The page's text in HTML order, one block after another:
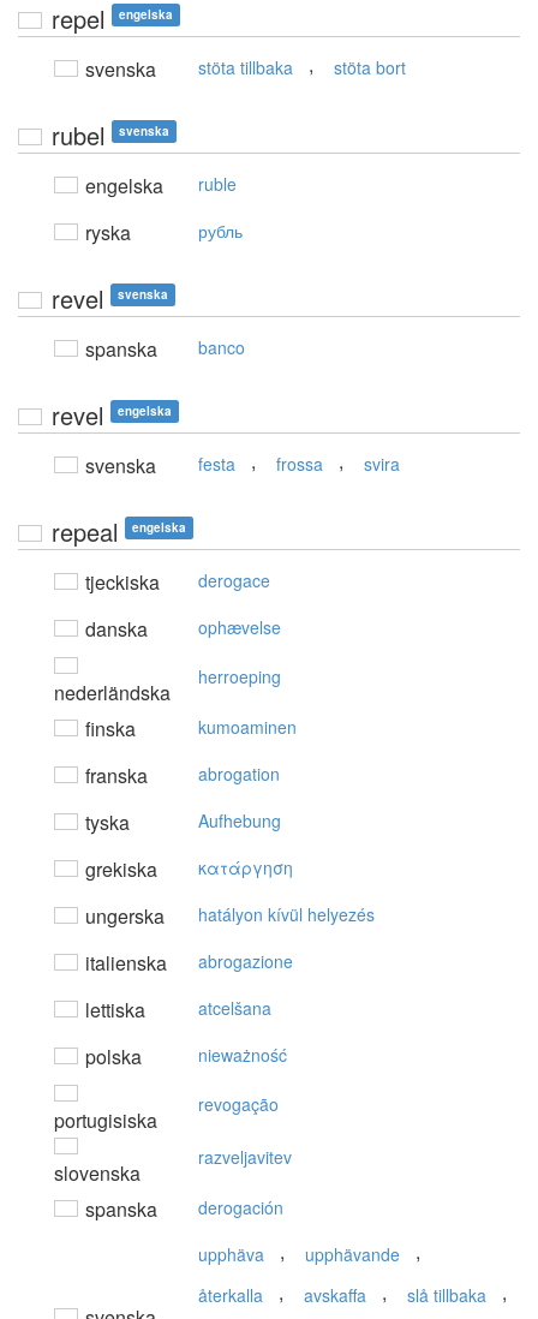
repel engelska
svenska stöta tillbaka , stöta bort
rubel svenska
engelska ruble
ryska рубль
revel svenska
spanska banco
revel engelska
svenska festa , frossa , svira
repeal engelska
tjeckiska derogace
danska ophævelse
nederländska
herroeping
finska kumoaminen
franska abrogation
tyska Aufhebung
grekiska κατάργηση
ungerska hatályon kívül helyezés
italienska abrogazione
lettiska atcelšana
polska nieważność
portugisiska
revogação
slovenska
razveljavitev
spanska derogación
upphäva , upphävande ,
återkalla , avskaffa , slå tillbaka ,